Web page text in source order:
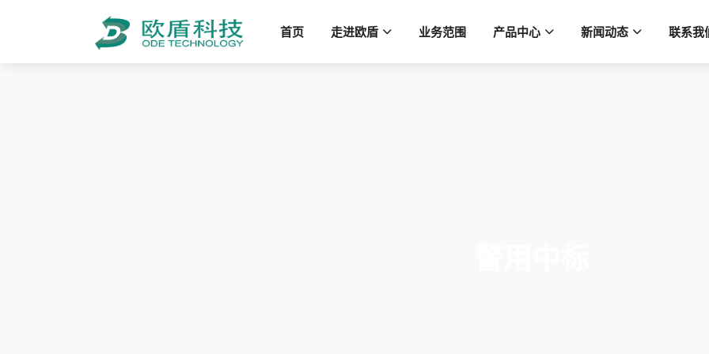
首页 走进欧盾 业务范围 产品中心 新闻动态 联系我